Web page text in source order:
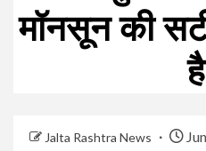
मॉनसून की
है
Jalta Rashtra News